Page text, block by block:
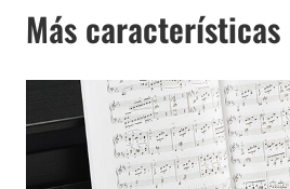
Más características